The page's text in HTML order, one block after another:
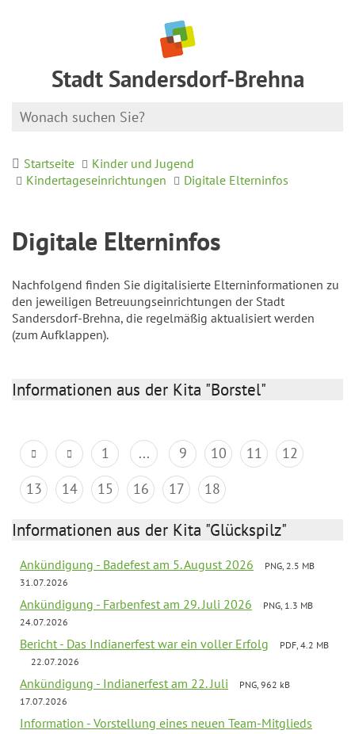
Stadt Sandersdorf-Brehna
Startseite
Kinder und Jugend
Kindertageseinrichtungen
Digitale Elterninfos
Digitale Elterninfos
Nachfolgend finden Sie digitalisierte Elterninformationen zu
den jeweiligen Betreuungseinrichtungen der Stadt
Sandersdorf-Brehna, die regelmäßig aktualisiert werden
(zum Aufklappen).
Informationen aus der Kita "Borstel"
1 ... 9 10 11
12
13
14 15 16 17 18
Informationen aus der Kita "Glückspilz"
Ankündigung - Badefest am 5. August 2026
PNG, 2.5 MB
31.07.2026
Ankündigung - Farbenfest am 29. Juli 2026
PNG, 1.3 MB
24.07.2026
Bericht - Das Indianerfest war ein voller Erfolg
PDF, 4.2 MB
22.07.2026
Ankündigung - Indianerfest am 22. Juli
PNG, 962 kB
17.07.2026
Information - Vorstellung eines neuen Team-Mitglieds